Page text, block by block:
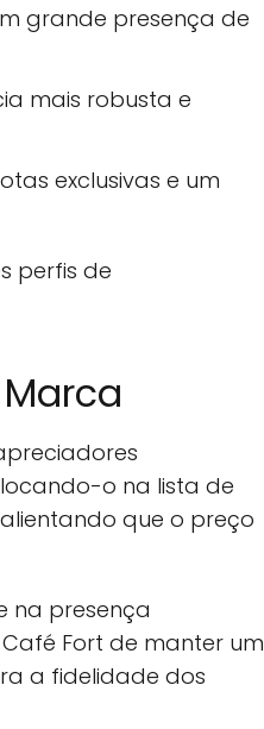
grande presença de
mais robusta e
exclusivas e um
perfis de
o na lista de
que o preço
na presença
Fort de manter um
a fidelidade dos